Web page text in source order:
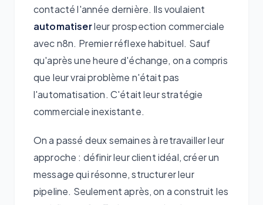
contacté l'année dernière. Ils voulaient
automatiserleur prospection commerciale
avec n8n. Premier réflexe habituel. Sauf
qu'après une heure d'échange, on a compris
que leur vrai problème n'était pas
l'automatisation. C'était leur stratégie
commerciale inexistante.
On a passé deux semaines à retravailler leur
approche : définir leur client idéal, créer un
message qui résonne, structurer leur
pipeline. Seulement après, on a construit les